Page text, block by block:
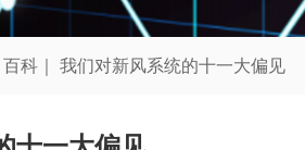
百科｜ 我们对新风系统的十一大偏见